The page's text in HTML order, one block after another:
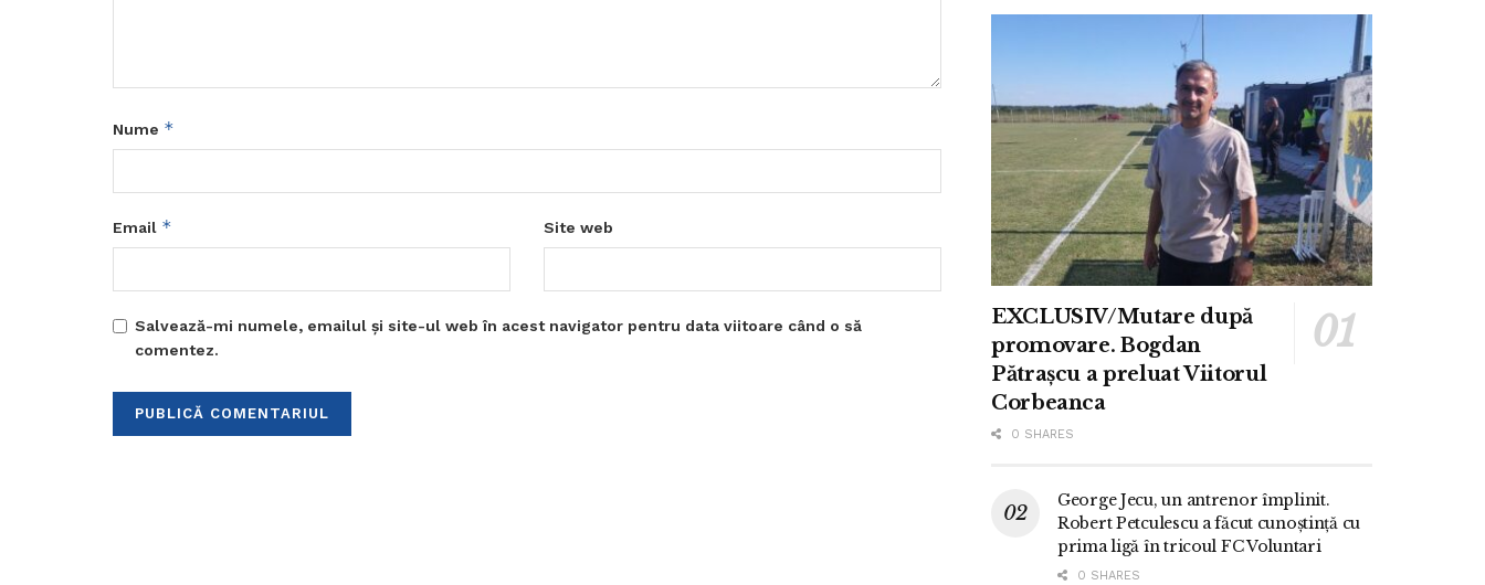
Nume *
Email * Site web
Salvează-mi numele, emailul și site-ul web în acest navigator pentru data viitoare când o să
comentez.
EXCLUSIV/Mutare după
promovare. Bogdan
Pătrașcu a preluat Viitorul
Corbeanca
0 SHARES
George Jecu, un antrenor împlinit.
Robert Petculescu a făcut cunoștință cu
prima ligă în tricoul FC Voluntari
0 SHARES